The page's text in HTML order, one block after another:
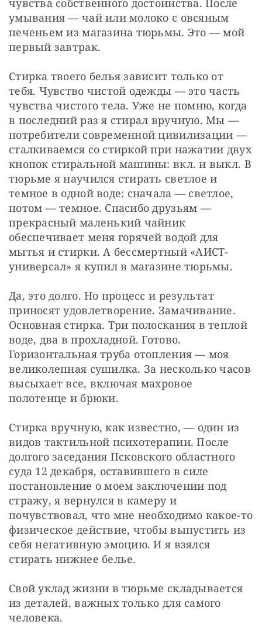
умывания — чай или молоко с овсяным
печеньем из магазина тюрьмы. Это — мой
первый завтрак.
Стирка твоего белья зависит только от
тебя. Чувство чистой одежды — это часть
чувства чистого тела. Уже не помню, когда
в последний раз я стирал вручную. Мы —
потребители современной цивилизации —
сталкиваемся со стиркой при нажатии двух
кнопок стиральной машины: вкл. и выкл. В
тюрьме я научился стирать светлое и
темное в одной воде: сначала — светлое,
потом — темное. Спасибо друзьям —
прекрасный маленький чайник
обеспечивает меня горячей водой для
мытья и стирки. А бессмертный «АИСТ-
универсал» я купил в магазине тюрьмы.
Да, это долго. Но процесс и результат
приносят удовлетворение. Замачивание.
Основная стирка. Три полоскания в теплой
воде, два в прохладной. Готово.
Горизонтальная труба отопления — моя
великолепная сушилка. За несколько часов
высыхает все, включая махровое
полотенце и брюки.
Стирка вручную, как известно, — один из
видов тактильной психотерапии. После
долгого заседания Псковского областного
суда 12 декабря, оставившего в силе
постановление о моем заключении под
стражу, я вернулся в камеру и
почувствовал, что мне необходимо какое-то
физическое действие, чтобы выпустить из
себя негативную эмоцию. И я взялся
стирать нижнее белье.
Свой уклад жизни в тюрьме складывается
из деталей, важных только для самого
человека.